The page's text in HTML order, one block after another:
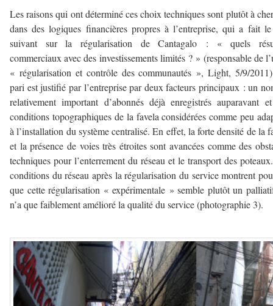
Les raisons qui ont déterminé ces choix techniques sont plutôt à
dans des logiques financières propres à l’entreprise, qui a fait
suivant sur la régularisation de Cantagalo : « quels
commerciaux avec des investissements limités ? » (responsable de
« régularisation et contrôle des communautés », Light, 5/9/
pari est justifié par l’entreprise par deux facteurs principaux : un
relativement important d’abonnés déjà enregistrés auparavant
conditions topographiques de la favela considérées comme peu
à l’installation du système centralisé. En effet, la forte densité de la
et la présence de voies très étroites sont avancées comme des
techniques pour l’enterrement du réseau et le transport des
conditions du réseau après la régularisation du service montrent
que cette régularisation « expérimentale » semble plutôt un
n’a que faiblement amélioré la qualité du service (photographie 3).